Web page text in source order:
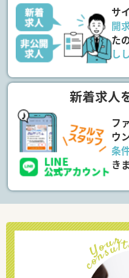
サ
開
た
し
新着求人
フ
ウ
条
き